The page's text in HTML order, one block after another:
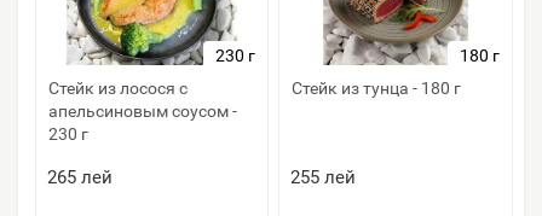
230 г
Стейк из лосося с
апельсиновым соусом -
230 г
265лей
180 г
Стейк из тунца - 180 г
255лей